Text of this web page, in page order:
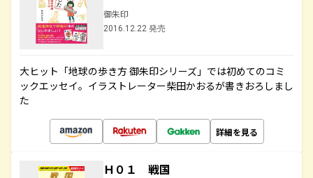
御朱印
2016.12.22 発売
大ヒット「地球の歩き方 御朱印シリーズ」では初めてのコミ
ックエッセイ。イラストレーター柴田かおるが書きおろしまし
た
詳細を見る
Ｈ０１ 戦国